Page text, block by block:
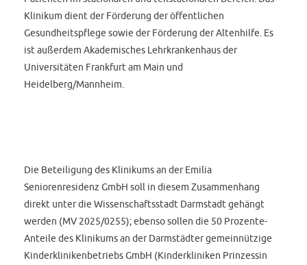
Klinikum dient der Förderung der öffentlichen
Gesundheitspflege sowie der Förderung der Altenhilfe. Es
ist außerdem Akademisches Lehrkrankenhaus der
Universitäten Frankfurt am Main und
Heidelberg/Mannheim.
Die Beteiligung des Klinikums an der Emilia
Seniorenresidenz GmbH soll in diesem Zusammenhang
direkt unter die Wissenschaftsstadt Darmstadt gehängt
werden (MV 2025/0255); ebenso sollen die 50 Prozente-
Anteile des Klinikums an der Darmstädter gemeinnützige
Kinderklinikenbetriebs GmbH (Kinderkliniken Prinzessin